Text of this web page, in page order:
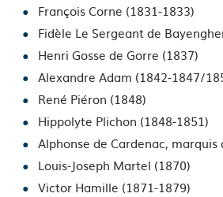
a
n
e
François Corne (1831-1833)
Fidèle Le Sergeant de
Henri Gosse de Gorre (1837)
Alexandre Adam (1842-1847/
René Piéron (1848)
Hippolyte Plichon (1848-1851)
Alphonse de Cardenac,
Louis-Joseph Martel (1870)
Victor Hamille (1871-1879)